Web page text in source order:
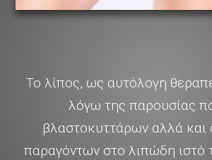
Το λίπος, ως αυτόλογη
λόγω της παρουσίας
βλαστοκυττάρων αλλά και
παραγόντων στο λιπώδη ιστό